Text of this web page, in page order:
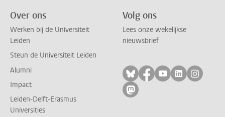
Over ons
Werken bij de Universiteit
Leiden
Steun de Universiteit Leiden
Alumni
Impact
Leiden-Delft-Erasmus
Universities
Volg ons
Lees onze wekelijkse
nieuwsbrief
Volg ons op bluesky
Volg ons op
Volg ons op
Volg ons
Volg
Volg ons op mastodon